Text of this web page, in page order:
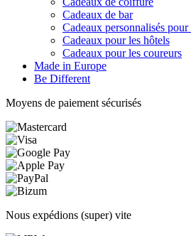
Cadeaux de bar
Cadeaux personnalisés pour
Cadeaux pour les hôtels
Cadeaux pour les coureurs
Made in Europe
Be Different
Moyens de paiement sécurisés
Nous expédions (super) vite